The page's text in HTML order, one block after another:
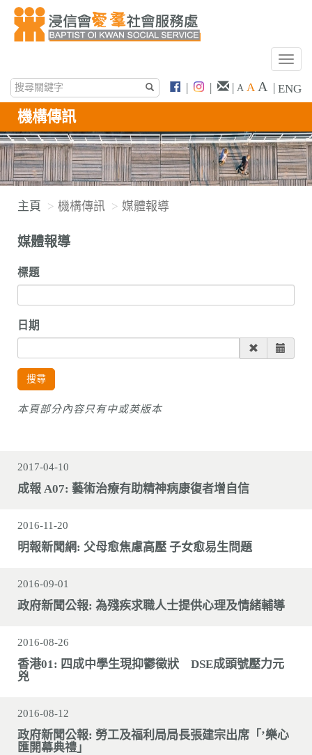
T
g
l
e
n
a
| | | A A A | ENG
機構傳訊
主頁 機構傳訊 媒體報導
媒體報導
標題
日期
搜尋
本頁部分內容只有中或英版本
2017-04-10
成報 A07: 藝術治療有助精神病康復者增自信
2016-11-20
明報新聞網: 父母愈焦慮高壓 子女愈易生問題
2016-09-01
政府新聞公報: 為殘疾求職人士提供心理及情緒輔導
2016-08-26
香港01: 四成中學生現抑鬱徵狀 DSE成頭號壓力元
兇
2016-08-12
政府新聞公報: 勞工及福利局局長張建宗出席「’樂心
匯開幕典禮」